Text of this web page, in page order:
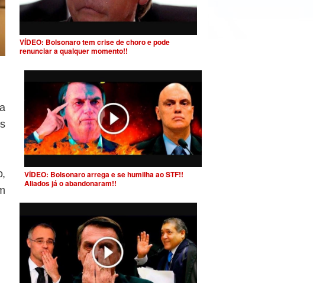
VÍDEO: Bolsonaro tem crise de choro e pode
renunciar a qualquer momento!!
VÍDEO: Bolsonaro arrega e se humilha ao STF!!
Aliados já o abandonaram!!